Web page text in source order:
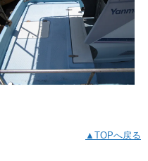
▲TOPへ戻る